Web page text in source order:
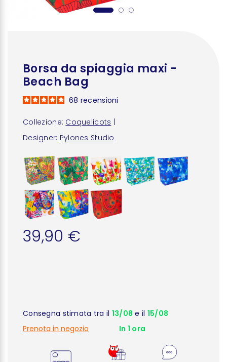
Borsa da spiaggia maxi -
Beach Bag
Collezione: Coquelicots
Designer: Pylones Studio
68 recensioni
39,90 €
Consegna stimata tra il 13/08 e il 15/08
Prenota in negozio
In 1 ora